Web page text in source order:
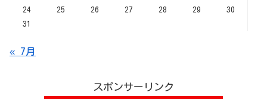
24
25 26 27 28 29
30
31
« 7月
スポンサーリンク